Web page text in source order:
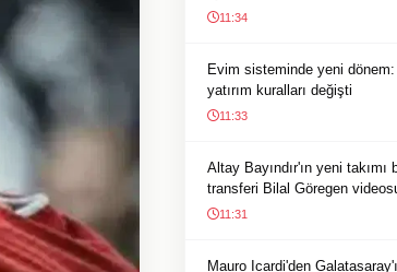
11:34
Evim sisteminde yeni dönem:
yatırım kuralları değişti
11:33
Altay Bayındır'ın yeni
transferi Bilal Göregen
11:31
Mauro Icardi'den